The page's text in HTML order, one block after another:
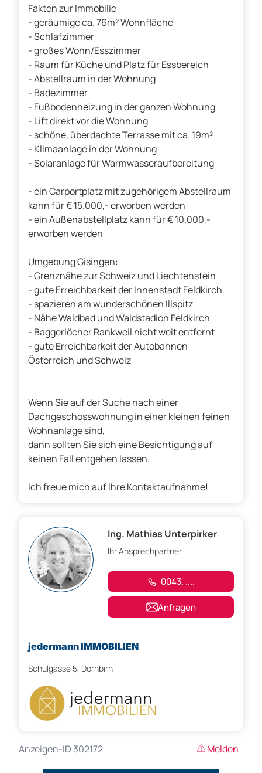
Fakten zur Immobilie:
- geräumige ca. 76m² Wohnfläche
- Schlafzimmer
- großes Wohn/Esszimmer
- Raum für Küche und Platz für Essbereich
- Abstellraum in der Wohnung
- Badezimmer
- Fußbodenheizung in der ganzen Wohnung
- Lift direkt vor die Wohnung
- schöne, überdachte Terrasse mit ca. 19m²
- Klimaanlage in der Wohnung
- Solaranlage für Warmwasseraufbereitung
- ein Carportplatz mit zugehörigem Abstellraum
kann für € 15.000,- erworben werden
- ein Außenabstellplatz kann für € 10.000,-
erworben werden
Umgebung Gisingen:
- Grenznähe zur Schweiz und Liechtenstein
- gute Erreichbarkeit der Innenstadt Feldkirch
- spazieren am wunderschönen Illspitz
- Nähe Waldbad und Waldstadion Feldkirch
- Baggerlöcher Rankweil nicht weit entfernt
- gute Erreichbarkeit der Autobahnen
Österreich und Schweiz
Wenn Sie auf der Suche nach einer
Dachgeschosswohnung in einer kleinen feinen
Wohnanlage sind,
dann sollten Sie sich eine Besichtigung auf
keinen Fall entgehen lassen.
Ich freue mich auf Ihre Kontaktaufnahme!
Ing. Mathias Unterpirker
Ihr Ansprechpartner
0043. ....
Anfragen
jedermann IMMOBILIEN
Schulgasse 5, Dornbirn
Anzeigen-ID 302172 Melden